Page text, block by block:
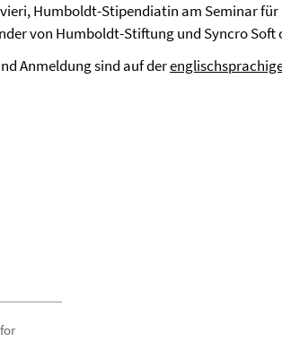
Humboldt-Stipendiatin am Seminar
von Humboldt-Stiftung und Syncro Soft
Anmeldung sind auf der